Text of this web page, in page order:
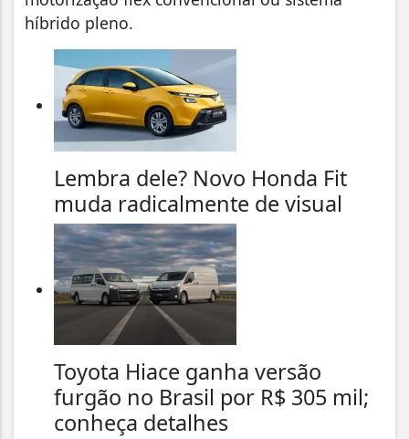
híbrido pleno.
Lembra dele? Novo Honda Fit
muda radicalmente de visual
Toyota Hiace ganha versão
furgão no Brasil por R$ 305 mil;
conheça detalhes